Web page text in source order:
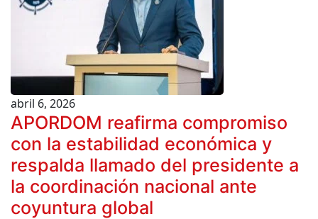
abril 6, 2026
APORDOM reafirma compromiso
con la estabilidad económica y
respalda llamado del presidente a
la coordinación nacional ante
coyuntura global